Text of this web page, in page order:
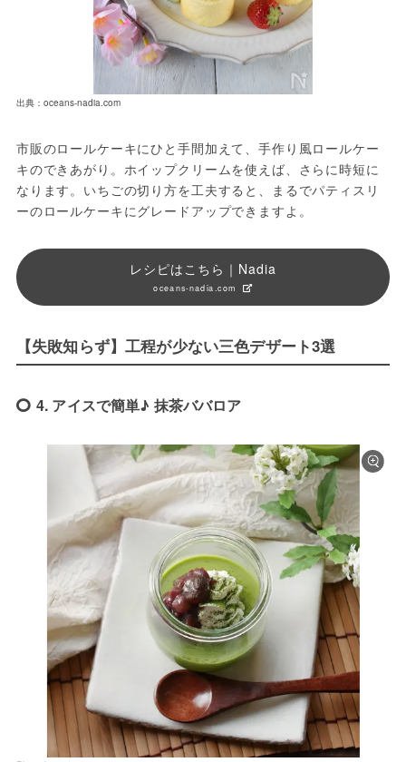
出典：oceans-nadia.com
市販のロールケーキにひと手間加えて、手作り風ロールケー
キのできあがり。ホイップクリームを使えば、さらに時短に
なります。いちごの切り方を工夫すると、まるでパティスリ
ーのロールケーキにグレードアップできますよ。
レシピはこちら｜Nadia
oceans-nadia.com
【失敗知らず】工程が少ない三色デザート3選
4. アイスで簡単♪ 抹茶ババロア